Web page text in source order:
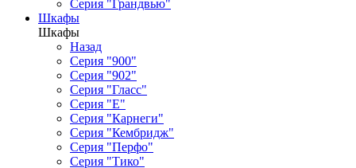
Серия "Грандвью"
Шкафы
Шкафы
Назад
Серия "900"
Серия "902"
Серия "Гласс"
Серия "Е"
Серия "Карнеги"
Серия "Кембридж"
Серия "Перфо"
Серия "Тико"